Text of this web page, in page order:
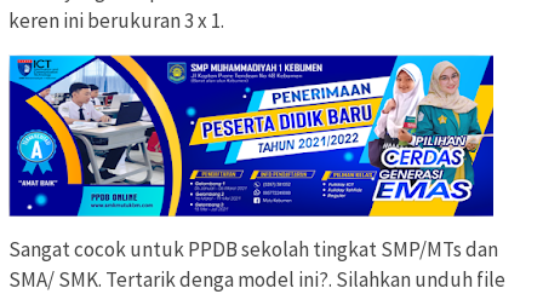
keren ini berukuran 3 x 1.
Sangat cocok untuk PPDB sekolah tingkat SMP/MTs dan
SMA/ SMK. Tertarik denga model ini?. Silahkan unduh file